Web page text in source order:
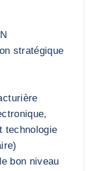
stratégique
technologie
bon niveau